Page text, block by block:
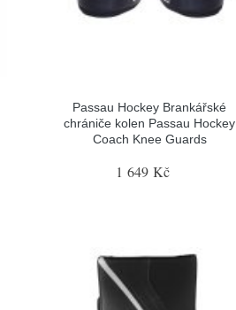
Passau Hockey Brankářské
chrániče kolen Passau Hockey
Coach Knee Guards
1 649 Kč